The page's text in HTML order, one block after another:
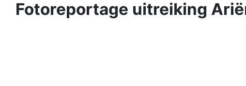
Fotoreportage uitreiking